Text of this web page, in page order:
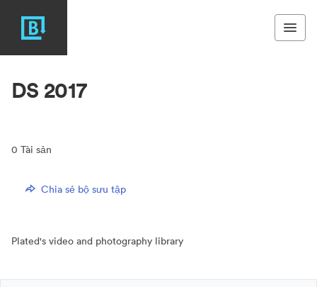
DS 2017
0 Tài sản
Chia sẻ bộ sưu tập
Plated's video and photography library